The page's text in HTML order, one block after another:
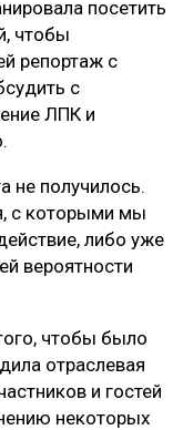
посетить
чтобы
репортаж с
с
ЛПК и
не получилось.
с которыми мы
либо уже
вероятности
чтобы было
отраслевая
и гостей
некоторых